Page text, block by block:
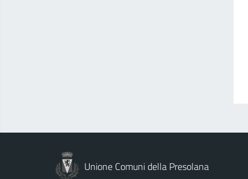
Unione Comuni della Presolana